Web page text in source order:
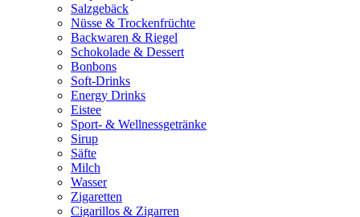
Salzgebäck
Nüsse & Trockenfrüchte
Backwaren & Riegel
Schokolade & Dessert
Bonbons
Soft-Drinks
Energy Drinks
Eistee
Sport- & Wellnessgetränke
Sirup
Säfte
Milch
Wasser
Zigaretten
Cigarillos & Zigarren